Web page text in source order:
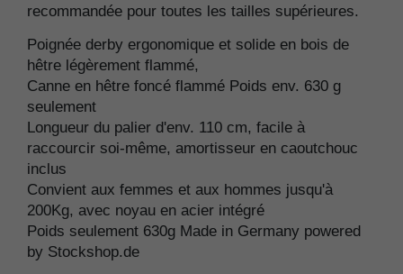
recommandée pour toutes les tailles supérieures.
Poignée derby ergonomique et solide en bois de
hêtre légèrement flammé,
Canne en hêtre foncé flammé Poids env. 630 g
seulement
Longueur du palier d'env. 110 cm, facile à
raccourcir soi-même, amortisseur en caoutchouc
inclus
Convient aux femmes et aux hommes jusqu'à
200Kg, avec noyau en acier intégré
Poids seulement 630g Made in Germany powered
by Stockshop.de